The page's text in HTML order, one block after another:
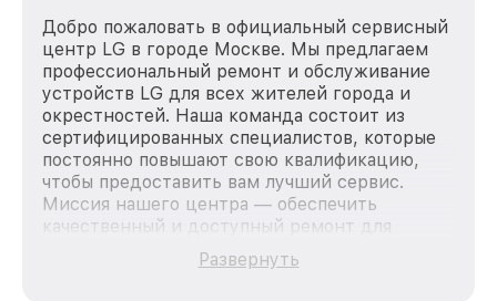
Добро пожаловать в официальный сервисный
центр LG в городе Москве. Мы предлагаем
профессиональный ремонт и обслуживание
устройств LG для всех жителей города и
окрестностей. Наша команда состоит из
сертифицированных специалистов, которые
постоянно повышают свою квалификацию,
чтобы предоставить вам лучший сервис.
Миссия нашего центра — обеспечить
качественный и доступный ремонт для
каждого пользователя продукции LG, вне
зависимости от сложности поломки. Мы
Развернуть